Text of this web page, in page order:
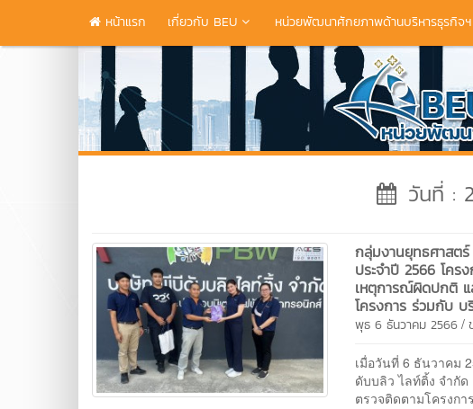
หน้าแรก เกี่ยวกับ BEU หน่วยพัฒนาศักยภาพด้านบริหารธุรกิจฯ
วันที่ :
กลุ่มงานยุทธศาสต
ประจำปี 2566 โคร
เหตุการณ์ผิดปกติ
โครงการ ร่วมกับ
พุธ 6 ธันวาคม 2566 /
เมื่อวันที่ 6 ธันวาคม
ดับบลิว ไลท์ติ้ง จำกัด
ตรวจติดตามโครงกา